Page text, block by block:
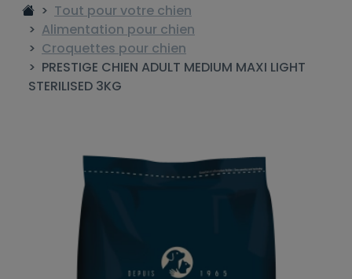
Tout pour votre chien
Alimentation pour chien
Croquettes pour chien
PRESTIGE CHIEN ADULT MEDIUM MAXI LIGHT
STERILISED 3KG